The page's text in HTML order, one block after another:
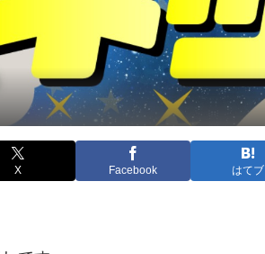
X Facebook はてブ